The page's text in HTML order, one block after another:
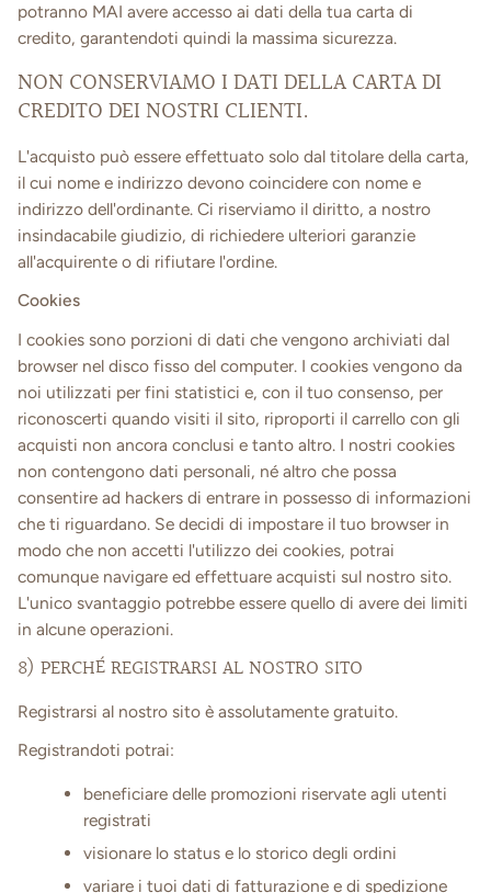
potranno MAI avere accesso ai dati della tua carta di
credito, garantendoti quindi la massima sicurezza.
NON CONSERVIAMO I DATI DELLA CARTA DI
CREDITO DEI NOSTRI CLIENTI.
L'acquisto può essere effettuato solo dal titolare della carta,
il cui nome e indirizzo devono coincidere con nome e
indirizzo dell'ordinante. Ci riserviamo il diritto, a nostro
insindacabile giudizio, di richiedere ulteriori garanzie
all'acquirente o di rifiutare l'ordine.
Cookies
I cookies sono porzioni di dati che vengono archiviati dal
browser nel disco fisso del computer. I cookies vengono da
noi utilizzati per fini statistici e, con il tuo consenso, per
riconoscerti quando visiti il sito, riproporti il carrello con gli
acquisti non ancora conclusi e tanto altro. I nostri cookies
non contengono dati personali, né altro che possa
consentire ad hackers di entrare in possesso di informazioni
che ti riguardano. Se decidi di impostare il tuo browser in
modo che non accetti l'utilizzo dei cookies, potrai
comunque navigare ed effettuare acquisti sul nostro sito.
L'unico svantaggio potrebbe essere quello di avere dei limiti
in alcune operazioni.
8) PERCHÉ REGISTRARSI AL NOSTRO SITO
Registrarsi al nostro sito è assolutamente gratuito.
Registrandoti potrai:
beneficiare delle promozioni riservate agli utenti
registrati
visionare lo status e lo storico degli ordini
variare i tuoi dati di fatturazione e di spedizione